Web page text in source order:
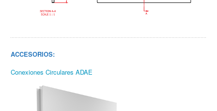
ACCESORIOS:
Conexiones Circulares ADAE